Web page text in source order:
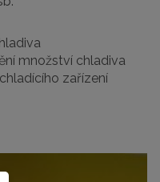
množství chladiva
zařízení